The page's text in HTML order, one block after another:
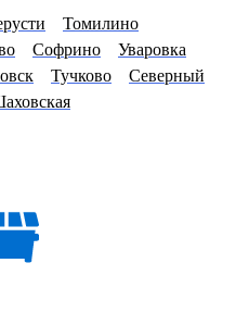
Томилино
Софрино
Уваровка
Тучково
Северный